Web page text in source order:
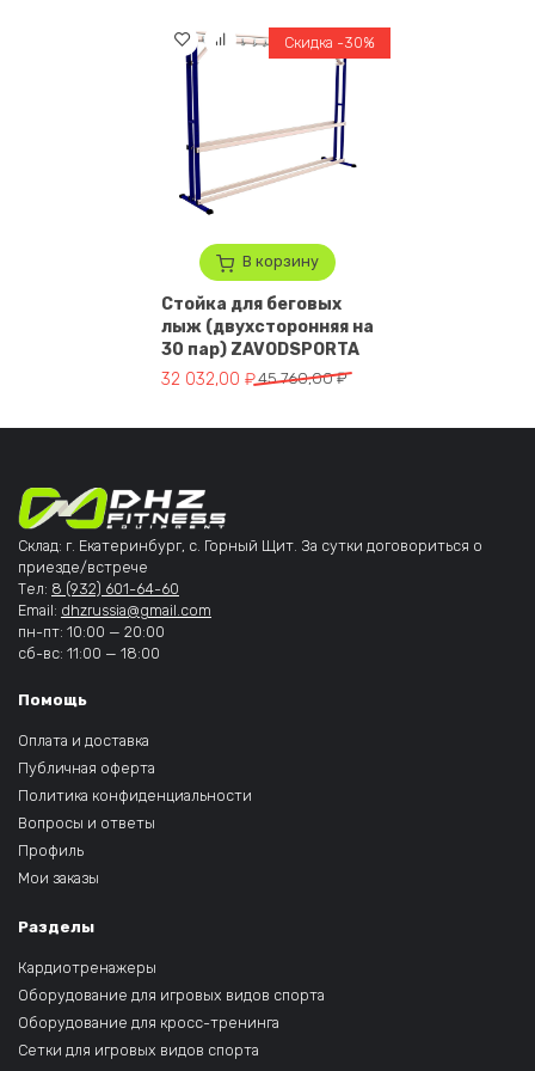
В корзину
Скидка -30%
Стойка для беговых
лыж (двухсторонняя на
30 пар) ZAVODSPORTA
45 760,00₽
Первоначальная цена составляла 45 760,00 ₽.
32 032,00 ₽
Текущая цена: 32 032,00 ₽.
Склад: г. Екатеринбург, с. Горный Щит. За сутки договориться о
приезде/встрече
Тел: 8 (932) 601-64-60
Email: dhzrussia@gmail.com
пн-пт: 10:00 — 20:00
сб-вс: 11:00 — 18:00
Помощь
Оплата и доставка
Публичная оферта
Политика конфиденциальности
Вопросы и ответы
Профиль
Мои заказы
Разделы
Кардиотренажеры
Оборудование для игровых видов спорта
Оборудование для кросс-тренинга
Сетки для игровых видов спорта